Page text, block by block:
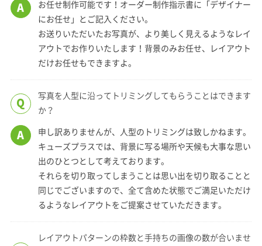
A
お任せ制作可能です！オーダー制作指示書に「デザイナー
にお任せ」とご記入ください。
お送りいただいたお写真が、より美しく見えるようなレイ
アウトでお作りいたします！背景のみお任せ、レイアウト
だけお任せもできますよ。
Q
写真を人型に沿ってトリミングしてもらうことはできます
か？
A
申し訳ありませんが、人型のトリミングは致しかねます。
キューズプラスでは、背景に写る場所や天候も大事な思い
出のひとつとして考えております。
それらを切り取ってしまうことは思い出を切り取ることと
同じでございますので、全て含めた状態でご満足いただけ
るようなレイアウトをご提案させていただきます。
レイアウトパターンの枠数と手持ちの画像の数が合いませ